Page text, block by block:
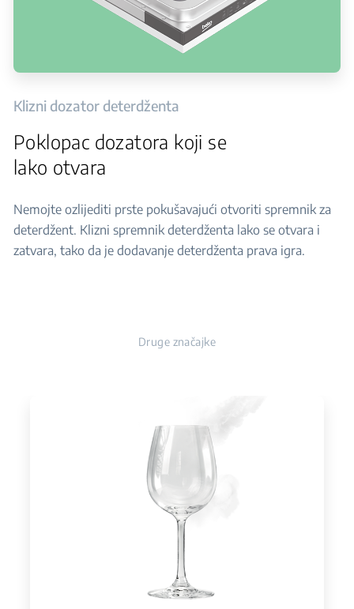
Klizni dozator deterdženta
Poklopac dozatora koji se
lako otvara
Nemojte ozlijediti prste pokušavajući otvoriti spremnik za
deterdžent. Klizni spremnik deterdženta lako se otvara i
zatvara, tako da je dodavanje deterdženta prava igra.
Druge značajke